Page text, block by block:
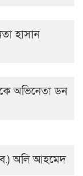
হাসান
অভিনেতা ডন
অলি আহমেদ